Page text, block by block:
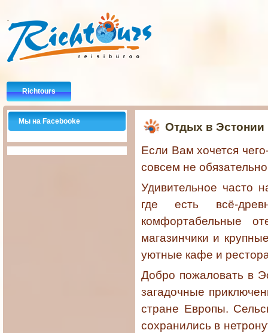
Richtours
Мы на Facebooke
Отдых в Эстонии
Если Вам хочется
совсем не
Удивительное часто
где есть всё-
комфортабельные
магазинчики и
уютные кафе и
Добро пожаловать в
загадочные
стране Европы.
сохранились в